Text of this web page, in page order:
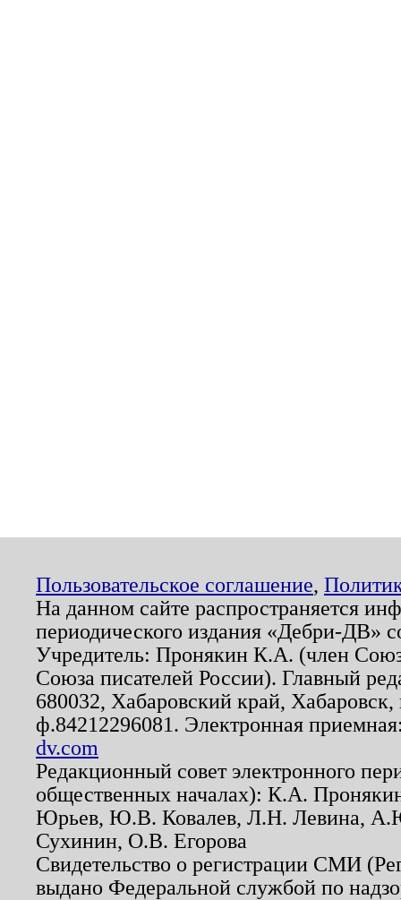
Пользовательское соглашение,
На данном сайте распространяется
периодического издания «Дебри-ДВ»
Учредитель: Пронякин К.А. (член
Союза писателей России). Главный
680032, Хабаровский край,
ф.84212296081. Электронная
dv.com
Редакционный совет электронного
общественных началах): К.А.
Юрьев, Ю.В. Ковалев, Л.Н. Левина,
Сухинин, О.В. Егорова
Свидетельство о регистрации СМИ
выдано Федеральной службой по